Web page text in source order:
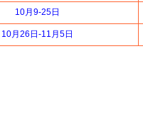
10月9-25日
10月26日-11月5日